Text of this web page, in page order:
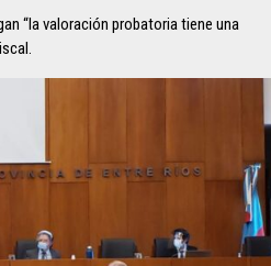
“la valoración probatoria tiene una